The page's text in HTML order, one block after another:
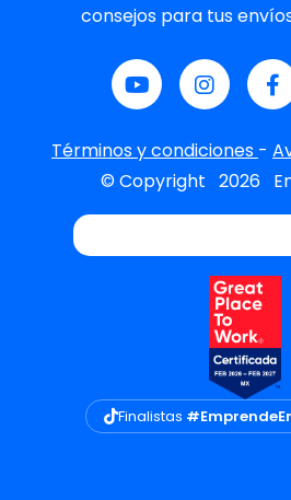
consejos para tus
Términos y condiciones -
© Copyright 2026
Finalistas